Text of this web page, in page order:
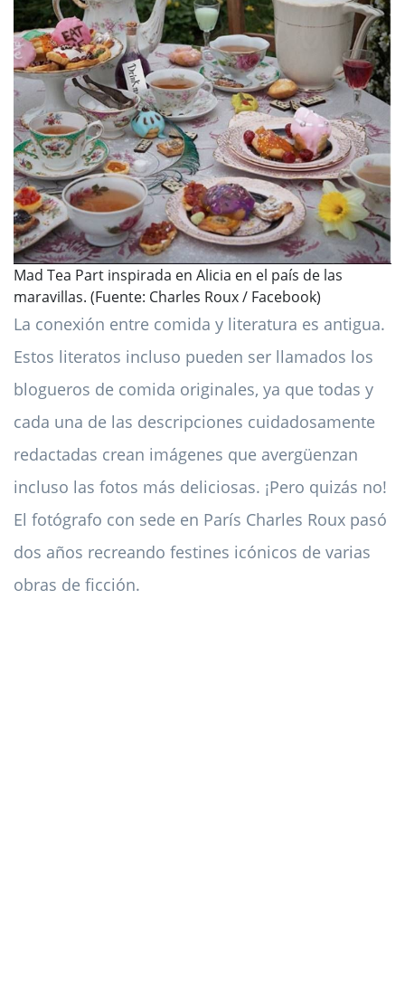
Mad Tea Part inspirada en Alicia en el país de las
maravillas. (Fuente: Charles Roux / Facebook)
La conexión entre comida y literatura es antigua.
Estos literatos incluso pueden ser llamados los
blogueros de comida originales, ya que todas y
cada una de las descripciones cuidadosamente
redactadas crean imágenes que avergüenzan
incluso las fotos más deliciosas. ¡Pero quizás no!
El fotógrafo con sede en París Charles Roux pasó
dos años recreando festines icónicos de varias
obras de ficción.